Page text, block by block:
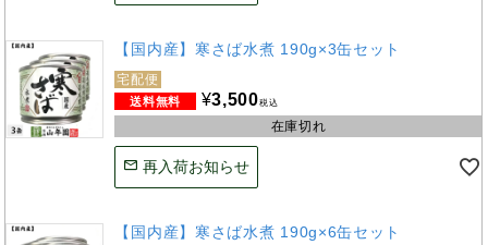
【国内産】寒さば水煮 190g×3缶セット
宅配便
¥3,500税込
在庫切れ
再入荷お知らせ
【国内産】寒さば水煮 190g×6缶セット